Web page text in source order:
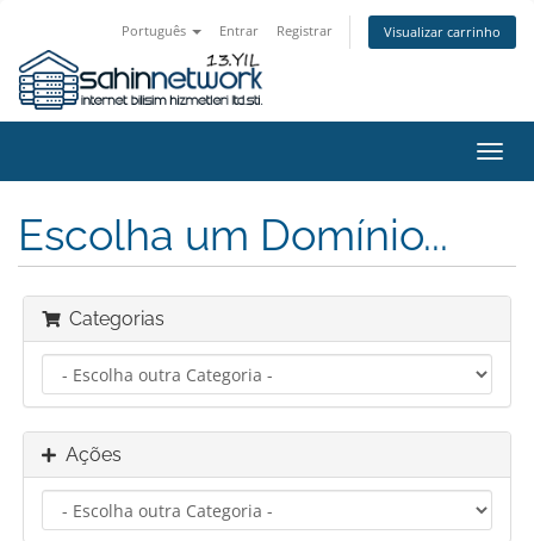
Português Entrar Registrar Visualizar carrinho
Escolha um Domínio...
Categorias
Ações